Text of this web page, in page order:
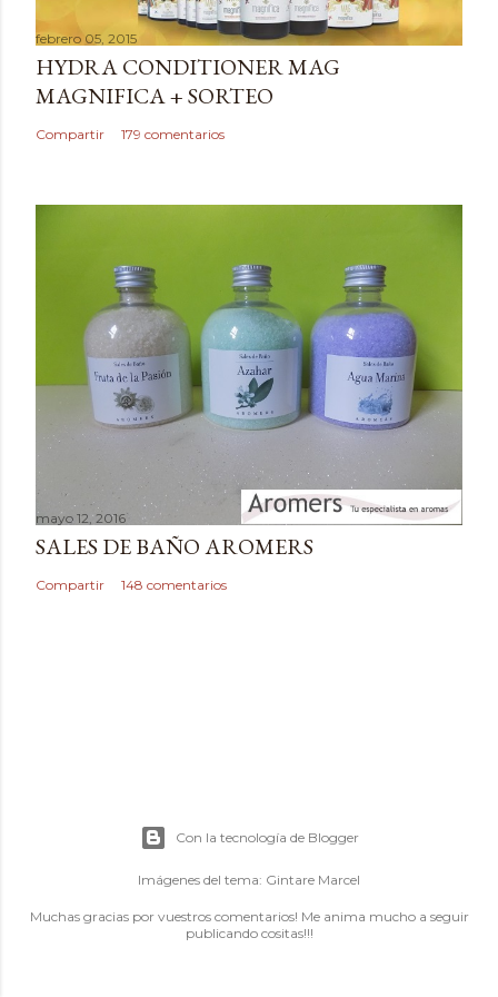
a
r
u
n
c
o
febrero 05, 2015
HYDRA CONDITIONER MAG
MAGNIFICA + SORTEO
Compartir 179 comentarios
mayo 12, 2016
SALES DE BAÑO AROMERS
Compartir 148 comentarios
Con la tecnología de Blogger
Imágenes del tema: Gintare Marcel
Muchas gracias por vuestros comentarios! Me anima mucho a seguir
publicando cositas!!!